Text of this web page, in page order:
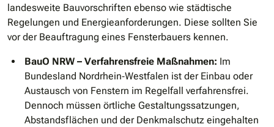
landesweite Bauvorschriften ebenso wie städtische
Regelungen und Energieanforderungen. Diese sollten Sie
vor der Beauftragung eines Fensterbauers kennen.
BauO NRW – Verfahrensfreie Maßnahmen: Im
Bundesland Nordrhein‐Westfalen ist der Einbau oder
Austausch von Fenstern im Regelfall verfahrensfrei.
Dennoch müssen örtliche Gestaltungssatzungen,
Abstandsflächen und der Denkmalschutz eingehalten